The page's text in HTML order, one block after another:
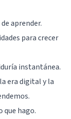
aprender.
para crecer
instantánea.
era digital y la
que hago.